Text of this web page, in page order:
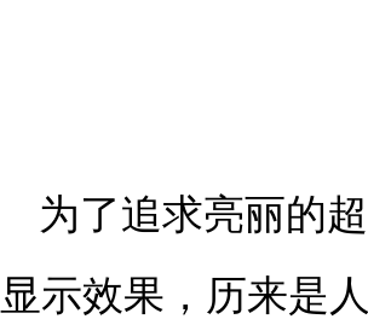
为了追求亮丽的
显示效果，历来是